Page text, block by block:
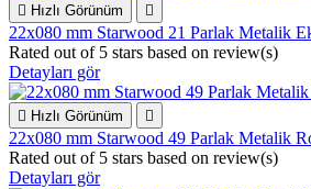
 Hızlı Görünüm 
22x080 mm Starwood 21 Parlak Metalik
Rated out of 5 stars based on review(s)
Detayları gör
 Hızlı Görünüm 
22x080 mm Starwood 49 Parlak Metalik
Rated out of 5 stars based on review(s)
Detayları gör